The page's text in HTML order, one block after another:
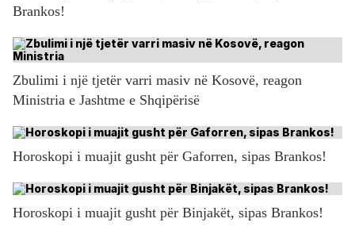
Brankos!
Zbulimi i një tjetër varri masiv në Kosovë, reagon
Ministria e Jashtme e Shqipërisë
Horoskopi i muajit gusht për Gaforren, sipas Brankos!
Horoskopi i muajit gusht për Binjakët, sipas Brankos!